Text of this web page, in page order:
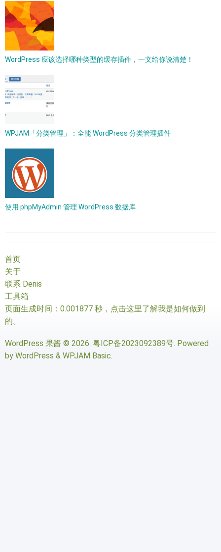
WordPress 应该选择哪种类型的缓存插件，一文给你说清楚！
WPJAM「分类管理」：全能 WordPress 分类管理插件
使用 phpMyAdmin 管理 WordPress 数据库
首页
关于
联系 Denis
工具箱
页面生成时间：0.001877 秒， 点击这里了解我是如何做到
的。
WordPress 果酱 © 2026. 粤ICP备2023092389号. Powered
by WordPress & WPJAM Basic.